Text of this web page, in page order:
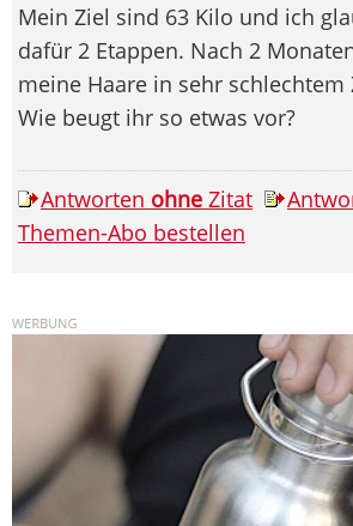
Mein Ziel sind 63 Kilo und ich
dafür 2 Etappen. Nach 2
meine Haare in sehr schlechtem
Wie beugt ihr so etwas vor?
Antworten ohne Zitat
Themen-Abo bestellen